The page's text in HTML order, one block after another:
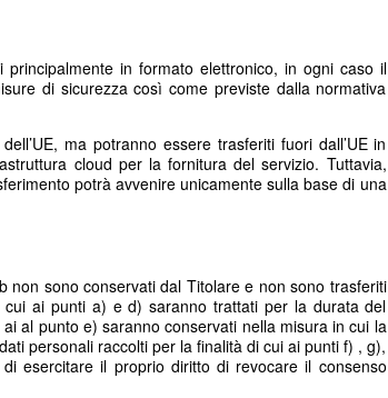
in formato elettronico, in ogni caso il
di sicurezza così come previste dalla normativa
ma potranno essere trasferiti fuori dall’UE in
cloud per la fornitura del servizio. Tuttavia,
potrà avvenire unicamente sulla base di una
non sono conservati dal Titolare e non sono trasferiti
ai punti a) e d) saranno trattati per la durata del
al punto e) saranno conservati nella misura in cui la
personali raccolti per la finalità di cui ai punti f) , g),
esercitare il proprio diritto di revocare il consenso